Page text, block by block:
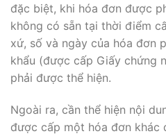
đặc biệt, khi hóa đơn được
không có sẵn tại thời điểm
xứ, số và ngày của hóa đơn
khẩu (được cấp Giấy chứng
phải được thể hiện.
Ngoài ra, cần thể hiện nội
được cấp một hóa đơn khác